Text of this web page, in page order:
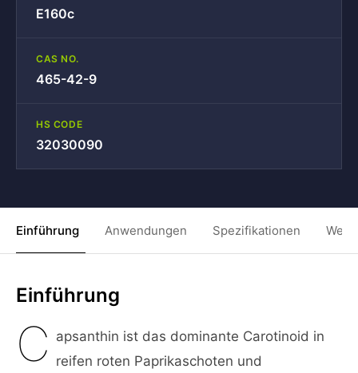
E160c
CAS NO.
465-42-9
HS CODE
32030090
Einführung Anwendungen Spezifikationen
Einführung
C apsanthin ist das dominante Carotinoid in
reifen roten Paprikaschoten und